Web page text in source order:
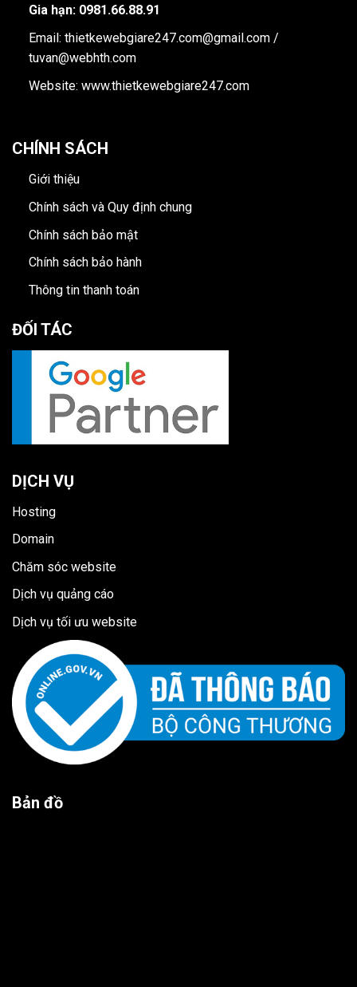
Gia hạn: 0981.66.88.91
Email: thietkewebgiare247.com@gmail.com /
tuvan@webhth.com
Website: www.thietkewebgiare247.com
CHÍNH SÁCH
Giới thiệu
Chính sách và Quy định chung
Chính sách bảo mật
Chính sách bảo hành
Thông tin thanh toán
ĐỐI TÁC
DỊCH VỤ
Hosting
Domain
Chăm sóc website
Dịch vụ quảng cáo
Dịch vụ tối ưu website
Bản đồ